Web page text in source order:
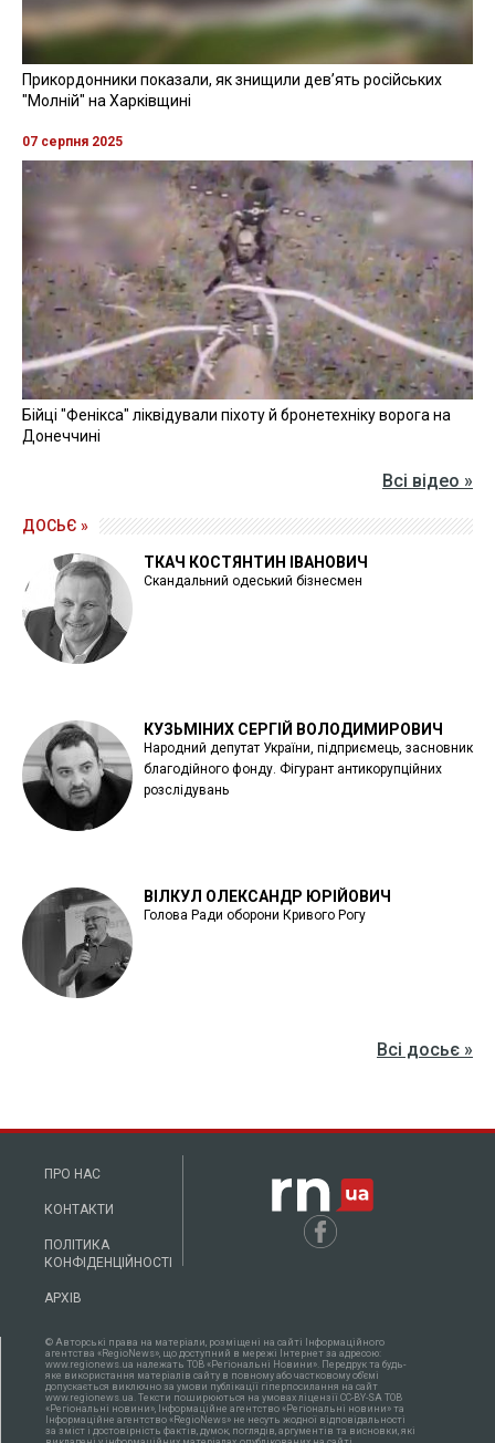
Прикордонники показали, як знищили девʼять російських
"Молній" на Харківщині
07 серпня 2025
Бійці "Фенікса" ліквідували піхоту й бронетехніку ворога на
Донеччині
Всі відео »
ДОСЬЄ »
ТКАЧ КОСТЯНТИН ІВАНОВИЧ
Скандальний одеський бізнесмен
КУЗЬМІНИХ СЕРГІЙ ВОЛОДИМИРОВИЧ
Народний депутат України, підприємець, засновник
благодійного фонду. Фігурант антикорупційних
розслідувань
ВІЛКУЛ ОЛЕКСАНДР ЮРІЙОВИЧ
Голова Ради оборони Кривого Рогу
Всі досьє »
ПРО НАС
КОНТАКТИ
ПОЛІТИКА
КОНФІДЕНЦІЙНОСТІ
АРХІВ
© Авторські права на матеріали, розміщені на сайті Інформаційного
агентства «RegioNews», що доступний в мережі Інтернет за адресою:
www.regionews.ua належать ТОВ «Регіональні Новини». Передрук та будь-
яке використання матеріалів сайту в повному або частковому об'ємі
допускається виключно за умови публікації гіперпосилання на сайт
www.regionews.ua. Тексти поширюються нa умовах ліцензії CC-BY-SA ТОВ
«Регіональні новини», Інформаційне агентство «Регіональні новини» та
Інформаційне агентство «RegioNews» не несуть жодної відповідальності
за зміст і достовірність фактів, думок, поглядів, аргументів та висновки, які